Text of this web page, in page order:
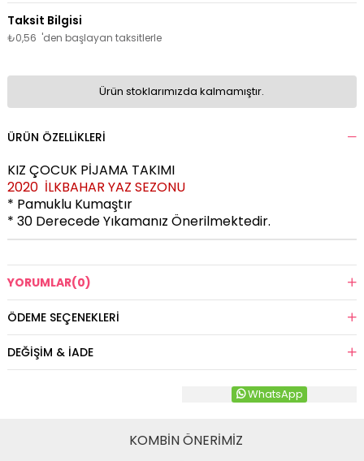
₺0,56 'den başlayan taksitlerle
Ürün stoklarımızda kalmamıştır.
ÜRÜN ÖZELLIKLERI
KIZ ÇOCUK PİJAMA TAKIMI
2020 İLKBAHAR YAZ SEZONU
* Pamuklu Kumaştır
* 30 Derecede Yıkamanız Önerilmektedir.
YORUMLAR(0)
ÖDEME SEÇENEKLERI
DEĞIŞIM & İADE
WhatsApp
KOMBİN ÖNERİMİZ